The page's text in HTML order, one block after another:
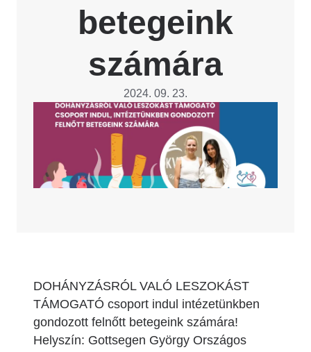
betegeink
számára
2024. 09. 23.
Image
DOHÁNYZÁSRÓL VALÓ LESZOKÁST
TÁMOGATÓ csoport indul intézetünkben
gondozott felnőtt betegeink számára!
Helyszín: Gottsegen György Országos